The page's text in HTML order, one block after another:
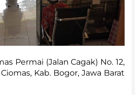
Permai (Jalan Cagak) No. 12,
Kab. Bogor, Jawa Barat